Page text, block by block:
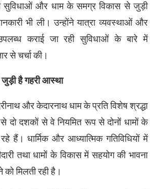
सुविधाओं और धाम के समग्र विकास से जुड़ी
भी ली। उन्होंने यात्रा व्यवस्थाओं और
उपलब्ध कराई जा रही सुविधाओं के बारे में
से चर्चा की।
जुड़ी है गहरी आस्था
और केदारनाथ धाम के प्रति विशेष श्रद्धा
दो दशकों से वे नियमित रूप से दोनों धामों के
हैं। धार्मिक और आध्यात्मिक गतिविधियों में
तथा धामों के विकास में सहयोग की भावना
मिलती रही है।